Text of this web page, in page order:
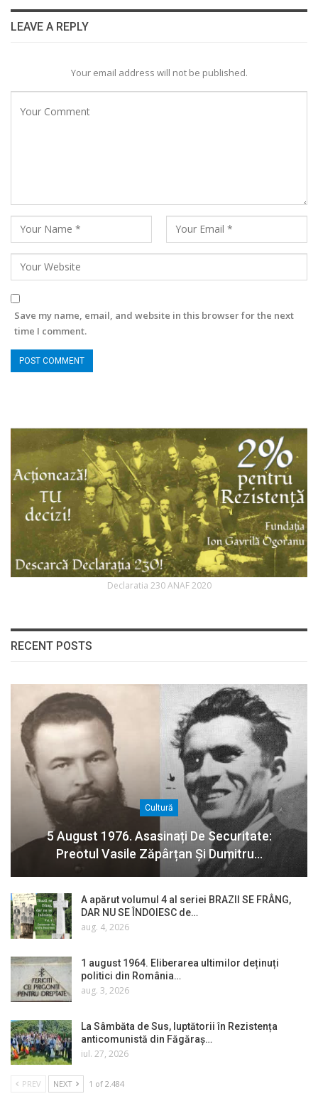
LEAVE A REPLY
Your email address will not be published.
Save my name, email, and website in this browser for the next
time I comment.
Declaratia 230 ANAF 2020
RECENT POSTS
Cultură
5 August 1976. Asasinați De Securitate:
Preotul Vasile Zăpârțan Și Dumitru…
A apărut volumul 4 al seriei BRAZII SE FRÂNG,
DAR NU SE ÎNDOIESC de…
aug. 4, 2026
1 august 1964. Eliberarea ultimilor deținuți
politici din România…
aug. 3, 2026
La Sâmbăta de Sus, luptătorii în Rezistența
anticomunistă din Făgăraș…
iul. 27, 2026
PREV NEXT 1 of 2.484